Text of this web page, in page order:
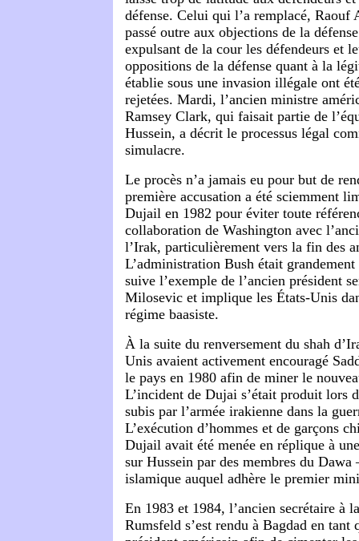
défense. Celui qui l’a remplacé, Raouf
passé outre aux objections de la
expulsant de la cour les défendeurs et
oppositions de la défense quant à la
établie sous une invasion illégale ont
rejetées. Mardi, l’ancien ministre
Ramsey Clark, qui faisait partie de
Hussein, a décrit le processus légal
simulacre.
Le procès n’a jamais eu pour but de
première accusation a été sciemment
Dujail en 1982 pour éviter toute
collaboration de Washington avec
l’Irak, particulièrement vers la fin des
L’administration Bush était
suive l’exemple de l’ancien président
Milosevic et implique les États-Unis
régime baasiste.
À la suite du renversement du shah
Unis avaient activement encouragé
le pays en 1980 afin de miner le
L’incident de Dujai s’était produit lors
subis par l’armée irakienne dans la
L’exécution d’hommes et de garçons
Dujail avait été menée en réplique à
sur Hussein par des membres du
islamique auquel adhère le premier
En 1983 et 1984, l’ancien secrétaire à
Rumsfeld s’est rendu à Bagdad en tant